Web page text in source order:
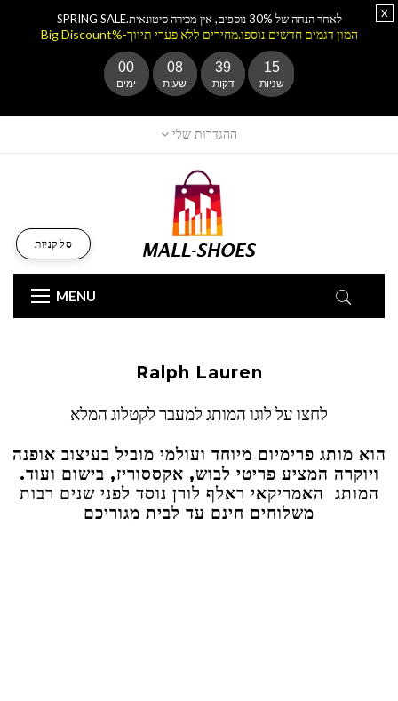
ההגדרות שלי
MENU
סל קניות
Ralph Lauren
לחצו על לוגו המותג למעבר לקטלוג המלא
הוא מותג פרימיום מיוחד ועולמי מוביל בעיצוב אופנה
ויוקרה המציע פריטי לבוש, אקססוריז, בישום ועוד.
המותג האמריקאי ראלף לורן נוסד לפני שנים רבות
משלוחים חינם עד לבית מגוריכם
לאחר הנחה של 30% נוספים, אין מכירה סיטונאית.SPRING SALE
המון דגמים חדשים נוספו.מחירים ללא פערי תיווך-%Big Discount
00
ימים
08
שעות
39
דקות
14
שניות
x